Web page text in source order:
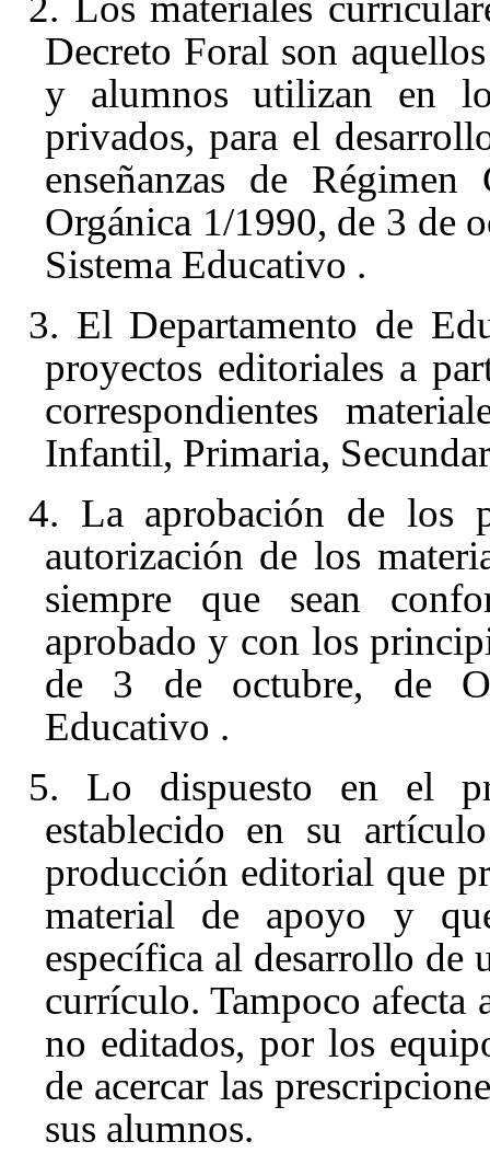
Decreto Foral son
y alumnos utilizan en
privados, para el
enseñanzas de
Orgánica 1/1990, de 3 de
Sistema Educativo .
3. El Departamento de
proyectos editoriales a
correspondientes
Infantil, Primaria,
4. La aprobación de los
autorización de los
siempre que sean
aprobado y con los
de 3 de octubre, de
Educativo .
5. Lo dispuesto en el
establecido en su
producción editorial que
material de apoyo y
específica al desarrollo de
currículo. Tampoco afecta
no editados, por los
de acercar las
sus alumnos.